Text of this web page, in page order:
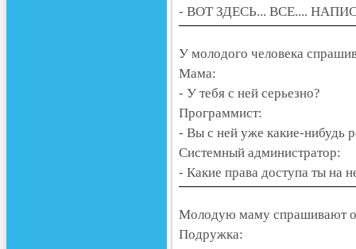
- ВОТ ЗДЕСЬ... ВСЕ....
У молодого человека
Мама:
- У тебя с ней серьезно?
Программист:
- Вы с ней уже какие-нибудь
Системный администратор:
- Какие права доступа ты на
Молодую маму спрашивают о
Подружка: